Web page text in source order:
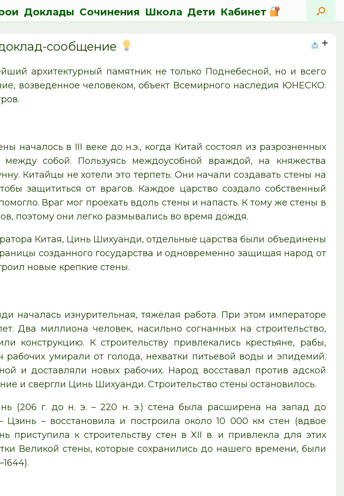
Доклады Сочинения Школа Дети Кабинет
доклад-сообщение
архитектурный памятник не только Поднебесной, но и всего
возведённое человеком, объект Всемирного наследия ЮНЕСКО.
началось в III веке до н.э., когда Китай состоял из разрозненных
собой. Пользуясь междоусобной враждой, на княжества
Китайцы не хотели это терпеть. Они начали создавать стены на
защититься от врагов. Каждое царство создало собственный
Враг мог проехать вдоль стены и напасть. К тому же стены в
поэтому они легко размывались во время дождя.
Китая, Цинь Шихуанди, отдельные царства были объединены
созданного государства и одновременно защищая народ от
новые крепкие стены.
началась изнурительная, тяжёлая работа. При этом императоре
Два миллиона человек, насильно согнанных на строительство,
конструкцию. К строительству привлекались крестьяне, рабы,
рабочих умирали от голода, нехватки питьевой воды и эпидемий.
и доставляли новых рабочих. Народ восставал против адской
и свергли Цинь Шихуанди. Строительство стены остановилось.
(206 г. до н. э. – 220 н. э.) стена была расширена на запад до
– восстановила и построила около 10 000 км стен (вдвое
приступила к строительству стен в XII в. и привлекла для этих
Великой стены, которые сохранились до нашего времени, были